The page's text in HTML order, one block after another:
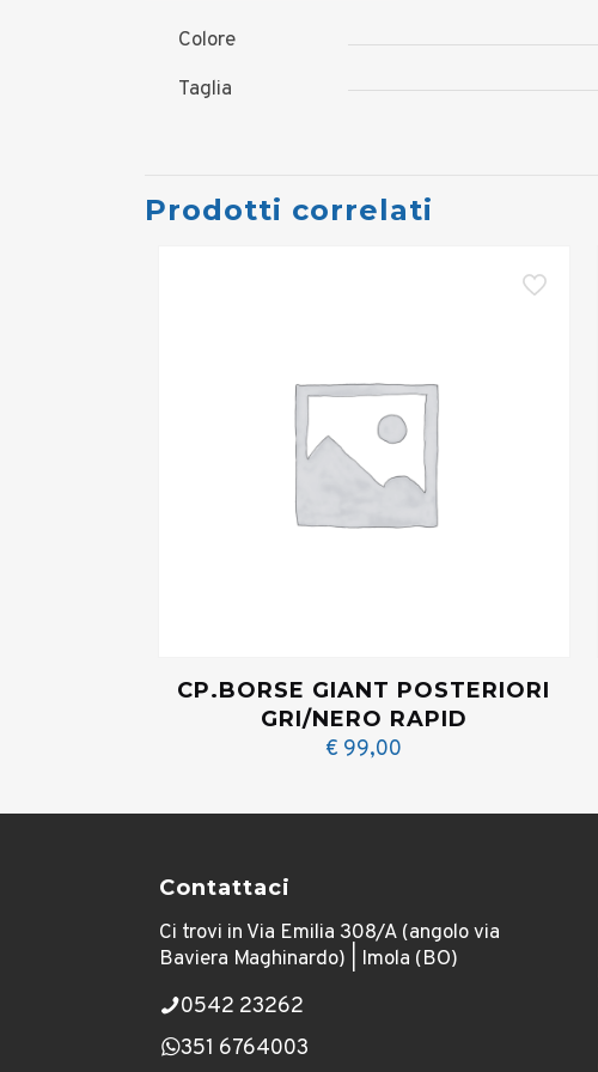
Colore
Taglia
Prodotti correlati
CP.BORSE GIANT POSTERIORI
GRI/NERO RAPID
€ 99,00
Contattaci
Ci trovi in Via Emilia 308/A (angolo via
Baviera Maghinardo) | Imola (BO)
0542 23262
351 6764003